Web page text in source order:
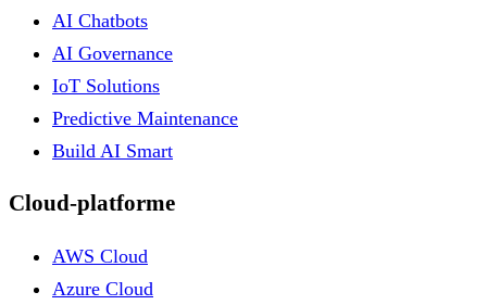
AI Chatbots
AI Governance
IoT Solutions
Predictive Maintenance
Build AI Smart
Cloud-platforme
AWS Cloud
Azure Cloud